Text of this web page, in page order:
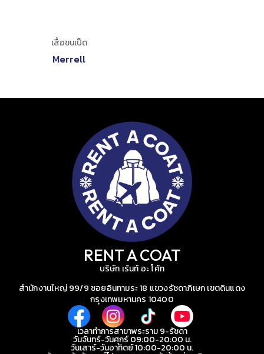
เสื้อขนเป็ด
Merrell
RENT A COAT
บริษัท เร้นท์ อะ โค้ท
สำนักงานใหญ่ 99/9 ซอยอินทามระ 18 แขวงรัชดาภิเษก เขตดินแดง
กรุงเทพมหานคร 10400
เวลาทำการสาขาพระราม 9-รัชดา
วันจันทร์-วันศุกร์ 09:00-20:00 น.
วันเสาร์-วันอาทิตย์ 10:00-20:00 น.